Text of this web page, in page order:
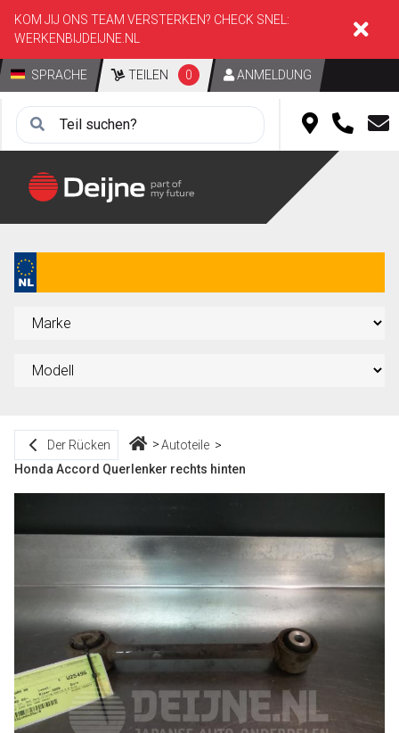
KOM JIJ ONS TEAM VERSTERKEN? CHECK SNEL:
WERKENBIJDEIJNE.NL
SPRACHE TEILEN 0 ANMELDUNG
Der Rücken
Autoteile
Honda Accord Querlenker rechts hinten